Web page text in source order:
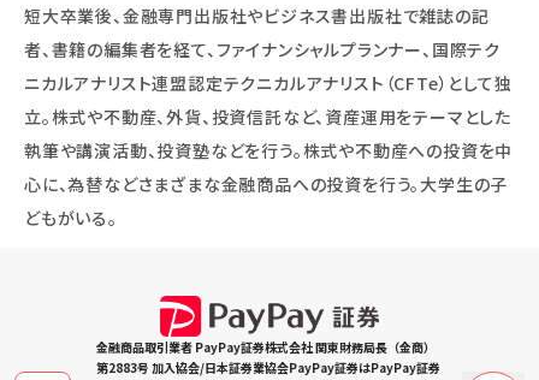
短大卒業後、金融専門出版社やビジネス書出版社で雑誌の記
者、書籍の編集者を経て、ファイナンシャルプランナー、国際テク
ニカルアナリスト連盟認定テクニカルアナリスト（CFTe）として独
立。株式や不動産、外貨、投資信託など、資産運用をテーマとした
執筆や講演活動、投資塾などを行う。株式や不動産への投資を中
心に、為替などさまざまな金融商品への投資を行う。大学生の子
どもがいる。
金融商品取引業者 PayPay証券株式会社 関東財務局長（金商）
第2883号 加入協会/日本証券業協会PayPay証券はPayPay証券